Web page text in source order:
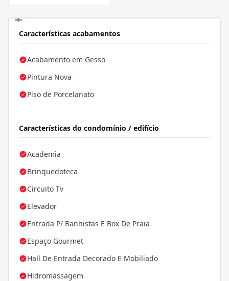
Características acabamentos
Acabamento em Gesso
Pintura Nova
Piso de Porcelanato
Características do condomínio / edifício
Academia
Brinquedoteca
Circuito Tv
Elevador
Entrada P/ Banhistas E Box De Praia
Espaço Gourmet
Hall De Entrada Decorado E Mobiliado
Hidromassagem